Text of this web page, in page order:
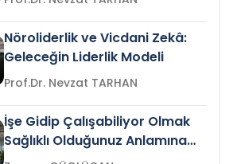
Nöroliderlik ve Vicdani Zekâ:
Geleceğin Liderlik Modeli
Prof.Dr. Nevzat TARHAN
İşe Gidip Çalışabiliyor Olmak
Sağlıklı Olduğunuz Anlamına
Gelir mi?